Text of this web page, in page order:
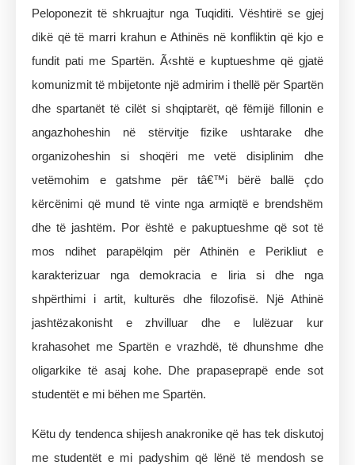
Peloponezit të shkruajtur nga Tuqiditi. Vështirë se gjej
dikë që të marri krahun e Athinës në konfliktin që kjo e
fundit pati me Spartën. Ã‹shtë e kuptueshme që gjatë
komunizmit të mbijetonte një admirim i thellë për Spartën
dhe spartanët të cilët si shqiptarët, që fëmijë fillonin e
angazhoheshin në stërvitje fizike ushtarake dhe
organizoheshin si shoqëri me vetë disiplinim dhe
vetëmohim e gatshme për tâ€™i bërë ballë çdo
kërcënimi që mund të vinte nga armiqtë e brendshëm
dhe të jashtëm. Por është e pakuptueshme që sot të
mos ndihet parapëlqim për Athinën e Perikliut e
karakterizuar nga demokracia e liria si dhe nga
shpërthimi i artit, kulturës dhe filozofisë. Një Athinë
jashtëzakonisht e zhvilluar dhe e lulëzuar kur
krahasohet me Spartën e vrazhdë, të dhunshme dhe
oligarkike të asaj kohe. Dhe prapaseprapë ende sot
studentët e mi bëhen me Spartën.
Këtu dy tendenca shijesh anakronike që has tek diskutoj
me studentët e mi padyshim që lënë të mendosh se